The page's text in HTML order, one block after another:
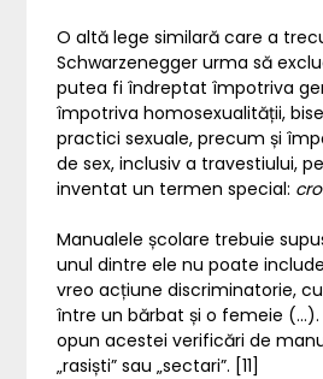
O altă lege similară care a
Schwarzenegger urma să
putea fi îndreptat împotriva
împotriva homosexualității,
practici sexuale, precum și
de sex, inclusiv a travestiului,
inventat un termen special:
Manualele școlare trebuie
unul dintre ele nu poate
vreo acțiune discriminatorie,
între un bărbat și o femeie (…).
opun acestei verificări de
„rasiști” sau „sectari”. [11]